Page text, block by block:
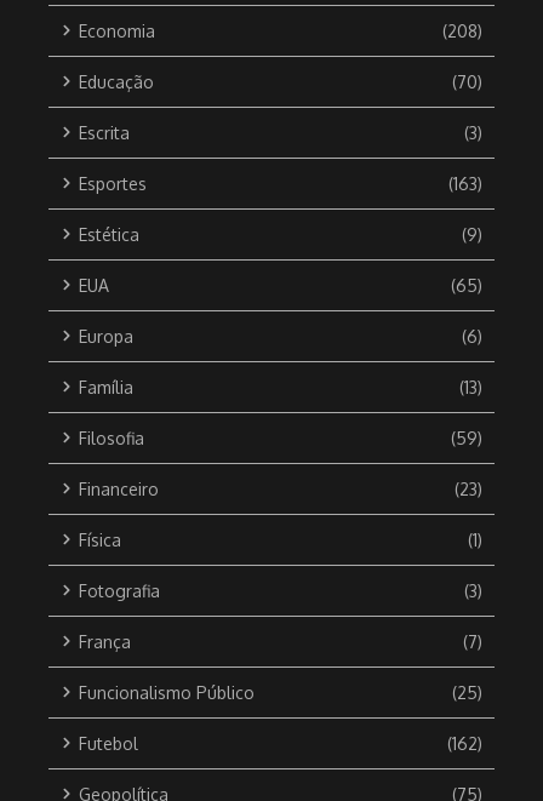
Economia (208)
Educação (70)
Escrita (3)
Esportes (163)
Estética (9)
EUA (65)
Europa (6)
Família (13)
Filosofia (59)
Financeiro (23)
Física (1)
Fotografia (3)
França (7)
Funcionalismo Público (25)
Futebol (162)
Geopolítica (75)